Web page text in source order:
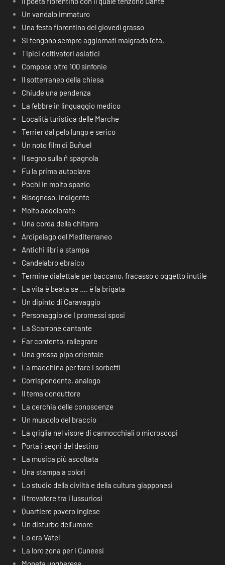
Un vandalo immaturo
Una festa fiorentina del giovedì grasso
Si tengono sempre aggiornati malgrado l’età.
Tipici coltivatori asiatici
Compose oltre 100 sinfonie
Il sotterraneo della chiesa
Chiude una pendenza
La febbre in linguaggio medico
Località turistica delle Marche
Terrier dal pelo lungo e serico
Un noto film di Buñuel
Il segno sulla ñ spagnola
Fu la prima autoclave
Pochi in molto spazio
Bisognoso, indigente
Molto addolorate
Una corda della chitarra
Arcipelago del Mediterraneo
Antichi libri a stampa
Candelabro ebraico
Termine dialettale per baccano, fracasso o oggetto inutile
La vita è beata se …. è la brigata
Un dipinto di Caravaggio
Personaggio de I promessi sposi
La Scarrone cantante
Far contento, rallegrare
Una grossa pipa orientale
La macchina per fare i sorbetti
Corrispondente, analogo
Il tema conduttore
La cerchia delle conoscenze
Un muscolo del braccio
La griglia nel visore di cannocchiali o microscopi
Porta i segni del destino
La musica più ascoltata
Una stampa a colori
Lo studio della civiltà e della cultura giapponesi
Il trovatore tra i lussuriosi
Quartiere povero inglese
Un disturbo dell’umore
Lo era Vatel
La loro zona per i Cuneesi